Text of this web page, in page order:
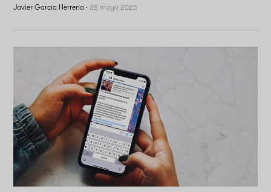
Javier García Herrería ·28 mayo 2025